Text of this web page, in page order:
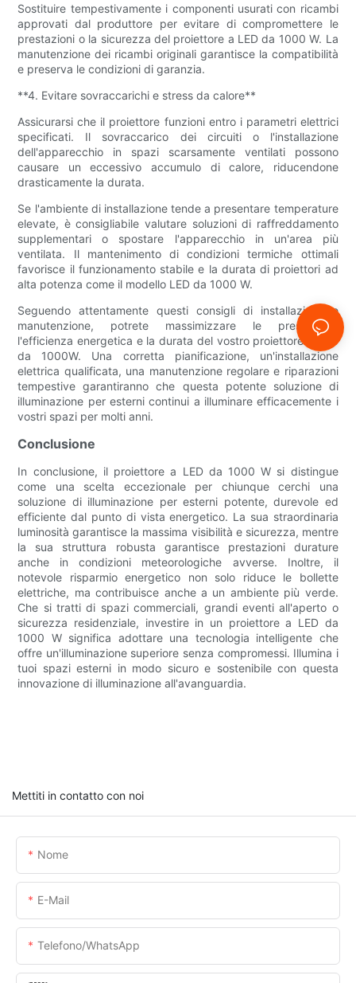
Sostituire tempestivamente i componenti usurati con ricambi
approvati dal produttore per evitare di compromettere le
prestazioni o la sicurezza del proiettore a LED da 1000 W. La
manutenzione dei ricambi originali garantisce la compatibilità
e preserva le condizioni di garanzia.
**4. Evitare sovraccarichi e stress da calore**
Assicurarsi che il proiettore funzioni entro i parametri elettrici
specificati. Il sovraccarico dei circuiti o l'installazione
dell'apparecchio in spazi scarsamente ventilati possono
causare un eccessivo accumulo di calore, riducendone
drasticamente la durata.
Se l'ambiente di installazione tende a presentare temperature
elevate, è consigliabile valutare soluzioni di raffreddamento
supplementari o spostare l'apparecchio in un'area più
ventilata. Il mantenimento di condizioni termiche ottimali
favorisce il funzionamento stabile e la durata di proiettori ad
alta potenza come il modello LED da 1000 W.
Seguendo attentamente questi consigli di installazione e
manutenzione, potrete massimizzare le prestazioni,
l'efficienza energetica e la durata del vostro proiettore a LED
da 1000W. Una corretta pianificazione, un'installazione
elettrica qualificata, una manutenzione regolare e riparazioni
tempestive garantiranno che questa potente soluzione di
illuminazione per esterni continui a illuminare efficacemente i
vostri spazi per molti anni.
Conclusione
In conclusione, il proiettore a LED da 1000 W si distingue
come una scelta eccezionale per chiunque cerchi una
soluzione di illuminazione per esterni potente, durevole ed
efficiente dal punto di vista energetico. La sua straordinaria
luminosità garantisce la massima visibilità e sicurezza, mentre
la sua struttura robusta garantisce prestazioni durature
anche in condizioni meteorologiche avverse. Inoltre, il
notevole risparmio energetico non solo riduce le bollette
elettriche, ma contribuisce anche a un ambiente più verde.
Che si tratti di spazi commerciali, grandi eventi all'aperto o
sicurezza residenziale, investire in un proiettore a LED da
1000 W significa adottare una tecnologia intelligente che
offre un'illuminazione superiore senza compromessi. Illumina i
tuoi spazi esterni in modo sicuro e sostenibile con questa
innovazione di illuminazione all'avanguardia.
Mettiti in contatto con noi
Nome
E-Mail
Telefono/WhatsApp